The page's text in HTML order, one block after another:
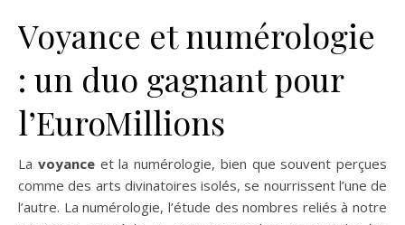
Voyance et numérologie
: un duo gagnant pour
l’EuroMillions
La voyanceet la numérologie, bien que souvent perçues
comme des arts divinatoires isolés, se nourrissent l’une de
l’autre. La numérologie, l’étude des nombres reliés à notre